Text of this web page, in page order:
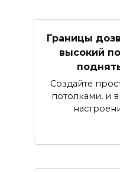
Границы
высокий
Создайте
потолками, и